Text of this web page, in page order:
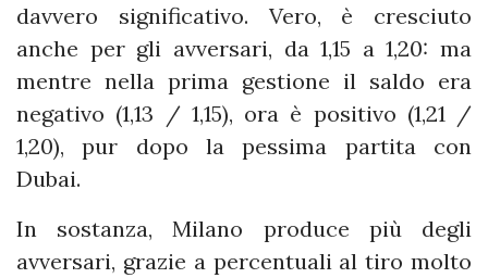
davvero significativo. Vero, è cresciuto
anche per gli avversari, da 1,15 a 1,20: ma
mentre nella prima gestione il saldo era
negativo (1,13 / 1,15), ora è positivo (1,21 /
1,20), pur dopo la pessima partita con
Dubai.
In sostanza, Milano produce più degli
avversari, grazie a percentuali al tiro molto